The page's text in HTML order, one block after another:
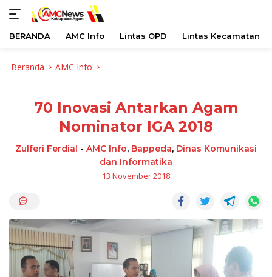
BERANDA AMC Info Lintas OPD Lintas Kecamatan
Beranda AMC Info
70 Inovasi Antarkan Agam
Nominator IGA 2018
Zulferi Ferdial - AMC Info, Bappeda, Dinas Komunikasi
dan Informatika
13 November 2018